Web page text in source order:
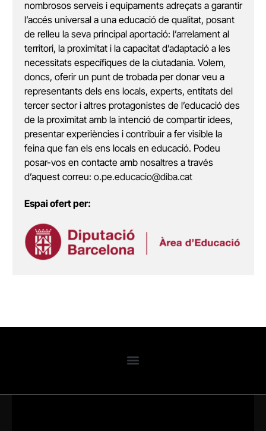
nombrosos serveis i equipaments adreçats a garantir
l’accés universal a una educació de qualitat, posant
de relleu la seva principal aportació: l’arrelament al
territori, la proximitat i la capacitat d’adaptació a les
necessitats específiques de la ciutadania. Volem,
doncs, oferir un punt de trobada per donar veu a
representants dels ens locals, experts, entitats del
tercer sector i altres protagonistes de l’educació des
de la proximitat amb la intenció de compartir idees,
presentar experiències i contribuir a fer visible la
feina que fan els ens locals en educació. Podeu
posar-vos en contacte amb nosaltres a través
d’aquest correu: o.pe.educacio@diba.cat
Espai ofert per: